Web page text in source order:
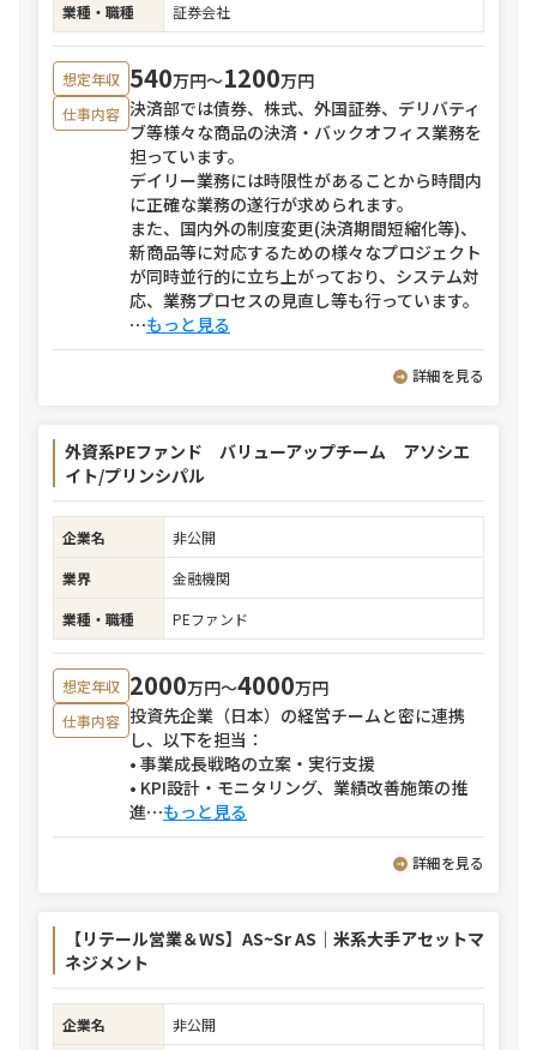
業種・職種
証券会社
想定年収 540万円〜1200万円
仕事内容 決済部では債券、株式、外国証券、デリバティ
ブ等様々な商品の決済・バックオフィス業務を
担っています。
デイリー業務には時限性があることから時間内
に正確な業務の遂行が求められます。
また、国内外の制度変更(決済期間短縮化等)、
新商品等に対応するための様々なプロジェクト
が同時並行的に立ち上がっており、システム対
応、業務プロセスの見直し等も行っています。
⋯もっと見る
詳細を見る
外資系PEファンド バリューアップチーム アソシエ
イト/プリンシパル
企業名
非公開
業界
金融機関
業種・職種
PEファンド
想定年収 2000万円〜4000万円
仕事内容 投資先企業（日本）の経営チームと密に連携
し、以下を担当：
• 事業成長戦略の立案・実行支援
• KPI設計・モニタリング、業績改善施策の推
進⋯もっと見る
詳細を見る
【リテール営業＆WS】AS~Sr AS｜米系大手アセットマ
ネジメント
企業名
非公開